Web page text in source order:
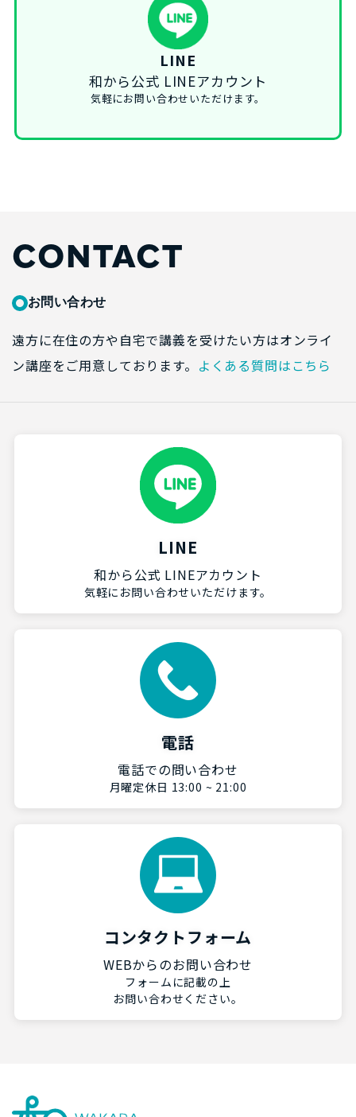
LINE
和から公式 LINEアカウント
気軽にお問い合わせいただけます。
CONTACT
お問い合わせ
遠方に在住の方や自宅で講義を受けたい方はオンライ
ン講座をご用意しております。 よくある質問はこちら
LINE
和から公式 LINEアカウント
気軽にお問い合わせいただけます。
電話
電話での問い合わせ
月曜定休日 13:00 ~ 21:00
コンタクトフォーム
WEBからのお問い合わせ
フォームに記載の上
お問い合わせください。